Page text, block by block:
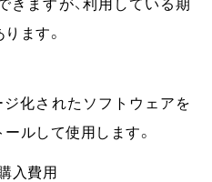
きますが、利用している期
ます。
ジ化されたソフトウェアを
ルして使用します。
入費用